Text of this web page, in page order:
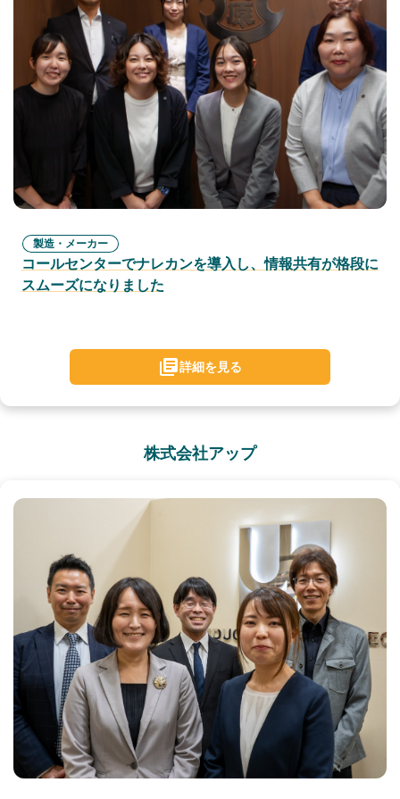
製造・メーカー
コールセンターでナレカンを導入し、情報共有が格段に
スムーズになりました
詳細を見る
株式会社アップ